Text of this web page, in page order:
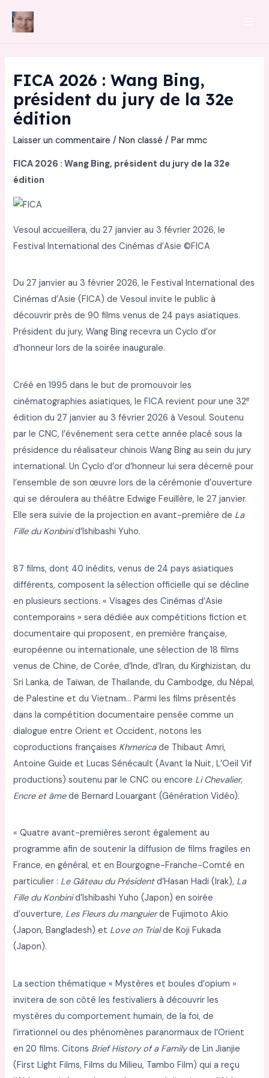
FICA 2026 : Wang Bing,
président du jury de la 32e
édition
Laisser un commentaire /Non classé / Parmmc
FICA 2026 : Wang Bing, président du jury de la 32e
édition
Vesoul accueillera, du 27 janvier au 3 février 2026, le
Festival International des Cinémas d’Asie ©FICA
Du 27 janvier au 3 février 2026, le Festival International des
Cinémas d’Asie (FICA) de Vesoul invite le public à
découvrir près de 90 films venus de 24 pays asiatiques.
Président du jury, Wang Bing recevra un Cyclo d’or
d’honneur lors de la soirée inaugurale.
Créé en 1995 dans le but de promouvoir les
cinématographies asiatiques, le FICA revient pour une 32e
édition du 27 janvier au 3 février 2026 à Vesoul. Soutenu
par le CNC, l’événement sera cette année placé sous la
présidence du réalisateur chinois Wang Bing au sein du jury
international. Un Cyclo d’or d’honneur lui sera décerné pour
l’ensemble de son œuvre lors de la cérémonie d’ouverture
qui se déroulera au théâtre Edwige Feuillère, le 27 janvier.
Elle sera suivie de la projection en avant-première de La
Fille du Konbinid’Ishibashi Yuho.
87 films, dont 40 inédits, venus de 24 pays asiatiques
différents, composent la sélection officielle qui se décline
en plusieurs sections. « Visages des Cinémas d’Asie
contemporains » sera dédiée aux compétitions fiction et
documentaire qui proposent, en première française,
européenne ou internationale, une sélection de 18 films
venus de Chine, de Corée, d’Inde, d’Iran, du Kirghizistan, du
Sri Lanka, de Taïwan, de Thaïlande, du Cambodge, du Népal,
de Palestine et du Vietnam… Parmi les films présentés
dans la compétition documentaire pensée comme un
dialogue entre Orient et Occident, notons les
coproductions françaises Khmericade Thibaut Amri,
Antoine Guide et Lucas Sénécault (Avant la Nuit, L’Oeil Vif
productions) soutenu par le CNC ou encore Li Chevalier,
Encre et âmede Bernard Louargant (Génération Vidéo).
« Quatre avant-premières seront également au
programme afin de soutenir la diffusion de films fragiles en
France, en général, et en Bourgogne-Franche-Comté en
particulier : Le Gâteau du Présidentd’Hasan Hadi (Irak), La
Fille du Konbinid’Ishibashi Yuho (Japon) en soirée
d’ouverture, Les Fleurs du manguierde Fujimoto Akio
(Japon, Bangladesh) et Love on Trialde Koji Fukada
(Japon).
La section thématique « Mystères et boules d’opium »
invitera de son côté les festivaliers à découvrir les
mystères du comportement humain, de la foi, de
l’irrationnel ou des phénomènes paranormaux de l’Orient
en 20 films. Citons Brief History of a Familyde Lin Jianjie
(First Light Films, Films du Milieu, Tambo Film) qui a reçu